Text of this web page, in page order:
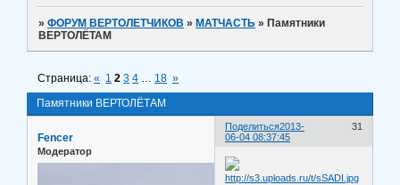
»ФОРУМ ВЕРТОЛЕТЧИКОВ » МАТЧАСТЬ » Памятники
ВЕРТОЛЁТАМ
Памятники ВЕРТОЛЁТАМ
Страница:« 1 2 3 4 … 18 »
Поделиться 31
2013-
06-04 08:37:45
Fencer
Модератор